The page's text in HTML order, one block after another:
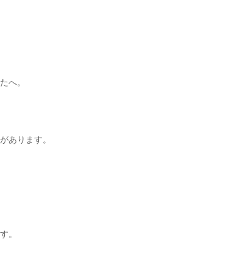
へ。
あります。
。